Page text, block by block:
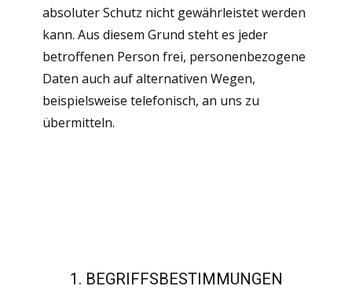
absoluter Schutz nicht gewährleistet werden
kann. Aus diesem Grund steht es jeder
betroffenen Person frei, personenbezogene
Daten auch auf alternativen Wegen,
beispielsweise telefonisch, an uns zu
übermitteln.
1. BEGRIFFSBESTIMMUNGEN